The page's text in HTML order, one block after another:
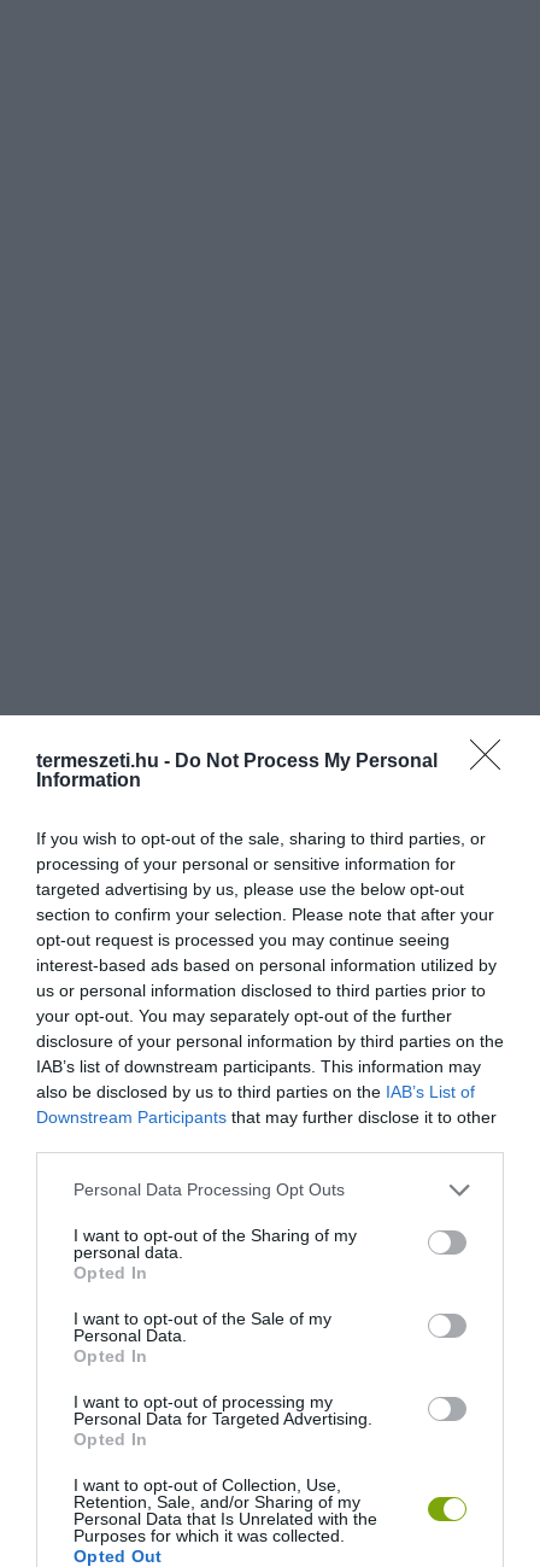
termeszeti.hu - Do Not Process My Personal
Information
If you wish to opt-out of the sale, sharing to third parties, or
processing of your personal or sensitive information for
targeted advertising by us, please use the below opt-out
section to confirm your selection. Please note that after your
opt-out request is processed you may continue seeing
interest-based ads based on personal information utilized by
us or personal information disclosed to third parties prior to
your opt-out. You may separately opt-out of the further
disclosure of your personal information by third parties on the
IAB’s list of downstream participants. This information may
also be disclosed by us to third parties on the IAB’s List of
Downstream Participants that may further disclose it to other
Please note that this website/app uses one or more Google
not limited to your visit or usage behaviour. You may click to
grant or deny consent to Google and its third-party tags to
use your data for below specified purposes in below Google
consent section.
Personal Data Processing Opt Outs
I want to opt-out of the Sharing of my
personal data.
Opted In
I want to opt-out of the Sale of my
Personal Data.
Opted In
I want to opt-out of processing my
Personal Data for Targeted Advertising.
Opted In
I want to opt-out of Collection, Use,
Retention, Sale, and/or Sharing of my
Personal Data that Is Unrelated with the
Purposes for which it was collected.
Opted Out
ELŐZŐ CIKK
SZÍNES SZŐNYEGEKET KAPNAK BÉCS UTCÁI, VIDÁMSÁG
KÖLTÖZIK A KERESZTEZŐDÉSEKBE
HIHETETLEN PANORÁMÁVAL VÁR EURÓPA LEGMAGASABBAN
HASONLÓ ÉRDEKESSÉGEK